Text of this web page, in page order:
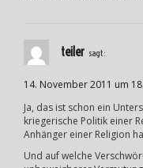
teiler sagt:
14. November 2011 um
Ja, das ist schon ein
kriegerische Politik einer
Anhänger einer Religion
Und auf welche